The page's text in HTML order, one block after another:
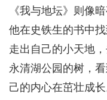
《我与地坛》则像
他在史铁生的书中
走出自己的小天地
永清湖公园的树，
己的内心在茁壮成